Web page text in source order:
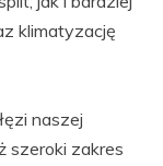
klimatyzację
naszej
szeroki zakres